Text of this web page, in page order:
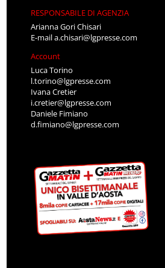
RESPONSABILE DI AGENZIA
Arianna Gori Chisari
E-maila.chisari@lgpresse.com
Account
Luca Torino
l.torino@lgpresse.com
Ivana Cretier
i.cretier@lgpresse.com
Daniele Fimiano
d.fimiano@lgpresse.com